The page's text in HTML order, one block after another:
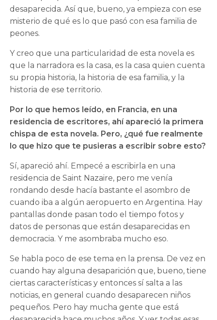
desaparecida. Así que, bueno, ya empieza con ese
misterio de qué es lo que pasó con esa familia de
peones.
Y creo que una particularidad de esta novela es
que la narradora es la casa, es la casa quien cuenta
su propia historia, la historia de esa familia, y la
historia de ese territorio.
Por lo que hemos leído, en Francia, en una
residencia de escritores, ahí apareció la primera
chispa de esta novela. Pero, ¿qué fue realmente
lo que hizo que te pusieras a escribir sobre esto?
Sí, apareció ahí. Empecé a escribirla en una
residencia de Saint Nazaire, pero me venía
rondando desde hacía bastante el asombro de
cuando iba a algún aeropuerto en Argentina. Hay
pantallas donde pasan todo el tiempo fotos y
datos de personas que están desaparecidas en
democracia. Y me asombraba mucho eso.
Se habla poco de ese tema en la prensa. De vez en
cuando hay alguna desaparición que, bueno, tiene
ciertas características y entonces sí salta a las
noticias, en general cuando desaparecen niños
pequeños. Pero hay mucha gente que está